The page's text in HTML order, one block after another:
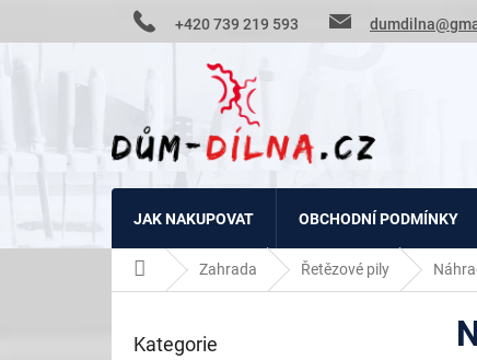
+420 739 219 593
JAK NAKUPOVAT OBCHODNÍ PODMÍNKY
Domů Zahrada Řetězové pily
Přeskočit
Kategorie